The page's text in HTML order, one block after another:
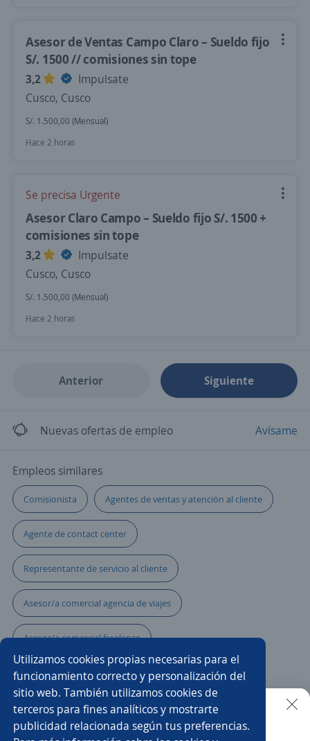
Asesor de Ventas Campo Claro – Sueldo fijo
S/. 1500 // comisiones sin tope
3,2
Impulsate
Cusco, Cusco
S/. 1.500,00 (Mensual)
Hace 2 horas
Se precisa Urgente
Asesor Claro Campo – Sueldo fijo S/. 1500 +
comisiones sin tope
3,2
Impulsate
Cusco, Cusco
S/. 1.500,00 (Mensual)
Hace 2 horas
Anterior Siguiente
Nuevas ofertas de empleo Avísame
Empleos similares
Comisionista Agentes de ventas y atención al cliente
Agente de contact center
Representante de servicio al cliente
Asesor/a comercial agencia de viajes
Asesor/a comercial freelance
Asesor/a comercial punto de venta
Asistente/a de negocios Asesor/a telefónico
Buscar es más fácil en la app
Utilizamos cookies propias necesarias para el
funcionamiento correcto y personalización del
sitio web. También utilizamos cookies de
terceros para fines analíticos y mostrarte
publicidad relacionada según tus preferencias.